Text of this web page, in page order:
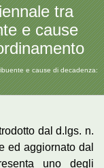
tra
e cause
e cause di decadenza:
dal d.lgs. n.
ed aggiornato dal
uno degli